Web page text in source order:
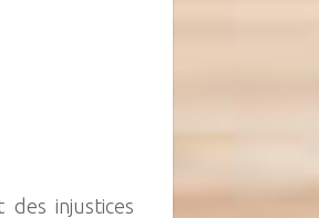
injustices